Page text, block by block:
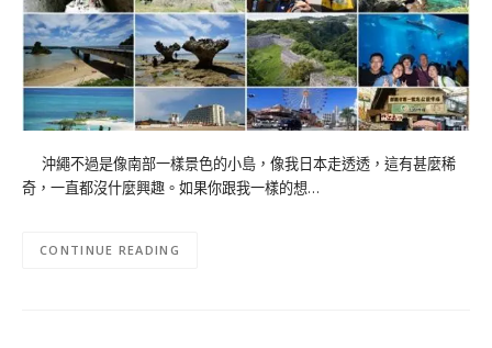
沖繩不過是像南部一樣景色的小島，像我日本走透透，這有甚麼稀
奇，一直都沒什麼興趣。如果你跟我一樣的想…
CONTINUE READING